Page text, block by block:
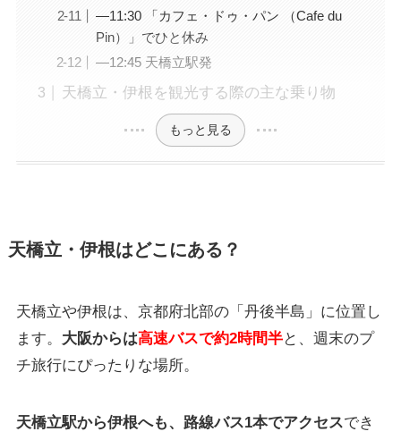
—11:30 「カフェ・ドゥ・パン （Cafe du
Pin）」でひと休み
—12:45 天橋立駅発
天橋立・伊根を観光する際の主な乗り物
もっと見る
天橋立・伊根はどこにある？
天橋立や伊根は、京都府北部の「丹後半島」に位置し
ます。 大阪からは高速バスで約2時間半と、週末のプ
チ旅行にぴったりな場所。
天橋立駅から伊根へも、路線バス1本でアクセスでき